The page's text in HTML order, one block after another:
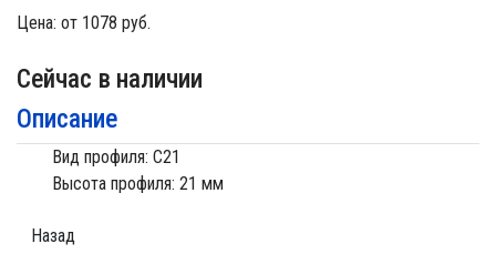
Цена: от 1078 руб.
Сейчас в наличии
Описание
Вид профиля: C21
Высота профиля: 21 мм